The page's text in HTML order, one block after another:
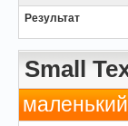
Результат
Small